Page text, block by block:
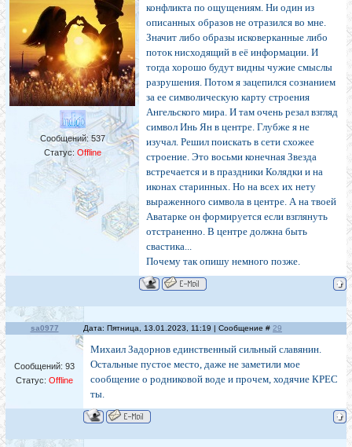
последние доски и гвозди. А потом грядёт
глобальная катастрофа с гибелью большей
«откатом» его выживших остатков на уровень
каменного века. Такое в истории планеты Земля
уже бывало. Бывало не раз и не два.
Последний бастион, препятствующий ныне
реализации этих сатанинских планов, - Россия и
её РУССКИЙ НАРОД, - хранитель и наследник
древнейшей арьийско-гиперборейской Культуры
Абсолютной Духовности. Все силы Ада и вся
холуйствующая перед ними земная бесовщина с
сатанинским бешенством пытаются угасить
ХРАНИМЫЙ НАМИ последний очаг ИСКОННОЙ
Культуры планеты.
Сообщений:537
Статус: Offline
конфликта по ощущениям. Ни один из
описанных образов не отразился во мне.
Значит либо образы исковерканные либо
поток нисходящий в её информации. И
тогда хорошо будут видны чужие смыслы
разрушения. Потом я зацепился сознанием
за ее символическую карту строения
Ангельского мира. И там очень резал взгляд
символ Инь Ян в центре. Глубже я не
изучал. Решил поискать в сети схожее
строение. Это восьми конечная Звезда
встречается и в праздники Колядки и на
иконах старинных. Но на всех их нету
выраженного символа в центре. А на твоей
Аватарке он формируется если взглянуть
отстраненно. В центре должна быть
свастика...
Почему так опишу немного позже.
sa0977 Дата: Пятница, 13.01.2023, 11:19 | Сообщение # 29
Сообщений: 93
Статус: Offline
Михаил Задорнов единственный сильный славянин.
Остальные пустое место, даже не заметили мое
сообщение о родниковой воде и прочем, ходячие КРЕС
ты.